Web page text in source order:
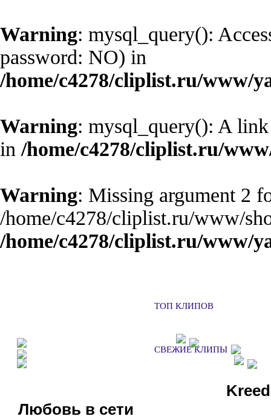
Warning: mysql_query():
password: NO) in
/home/c4278/cliplist.ru/www/
Warning: mysql_query(): A
in /home/c4278/cliplist.ru/
Warning: Missing argument 2
/home/c4278/cliplist.ru/www/
/home/c4278/cliplist.ru/www/
ТОП КЛИПОВ
СВЕЖИЕ КЛИПЫ
Любовь в сети